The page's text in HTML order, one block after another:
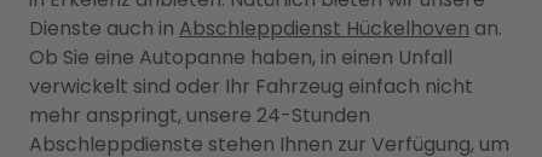
Dienste auch in Abschleppdienst Hückelhoven an.
Ob Sie eine Autopanne haben, in einen Unfall
verwickelt sind oder Ihr Fahrzeug einfach nicht
mehr anspringt, unsere 24-Stunden
Abschleppdienste stehen Ihnen zur Verfügung, um